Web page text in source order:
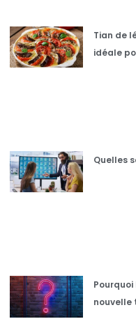
Tian de
idéale
Quelles
nouvelle